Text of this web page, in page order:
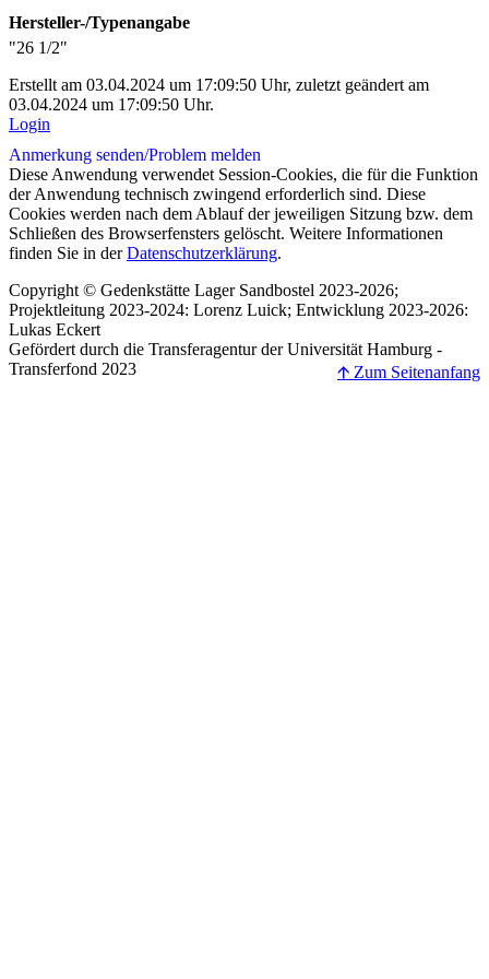
Hersteller-/Typenangabe
"26 1/2"
Erstellt am 03.04.2024 um 17:09:50 Uhr, zuletzt geändert am
03.04.2024 um 17:09:50 Uhr.
Login
Anmerkung senden/Problem melden
Diese Anwendung verwendet Session-Cookies, die für die Funktion
der Anwendung technisch zwingend erforderlich sind. Diese
Cookies werden nach dem Ablauf der jeweiligen Sitzung bzw. dem
Schließen des Browserfensters gelöscht. Weitere Informationen
finden Sie in derDatenschutzerklärung.
Copyright © Gedenkstätte Lager Sandbostel 2023-2026;
Projektleitung 2023-2024: Lorenz Luick; Entwicklung 2023-2026:
Lukas Eckert
Gefördert durch die Transferagentur der Universität Hamburg -
Transferfond 2023
🡩 Zum Seitenanfang